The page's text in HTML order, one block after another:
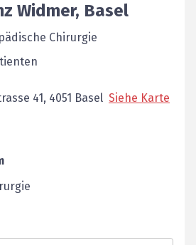
Widmer, Basel
Chirurgie
41, 4051 Basel Siehe Karte